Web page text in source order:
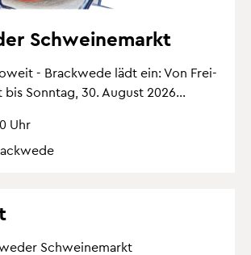
Schwei­ne­markt
- Brack­we­de lädt ein: Von Frei­
Sonn­tag, 30. Au­gust 2026...
Uhr
Schwei­ne­markt